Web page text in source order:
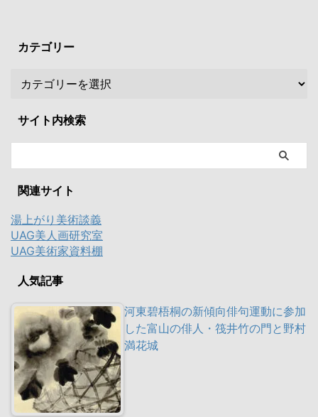
カテゴリー
サイト内検索
関連サイト
湯上がり美術談義
UAG美人画研究室
UAG美術家資料棚
人気記事
河東碧梧桐の新傾向俳句運動に参加
した富山の俳人・筏井竹の門と野村
満花城